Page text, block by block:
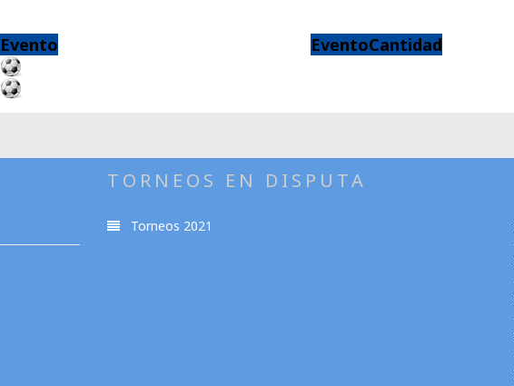
Evento EventoCantidad
TORNEOS EN DISPUTA
Torneos 2021